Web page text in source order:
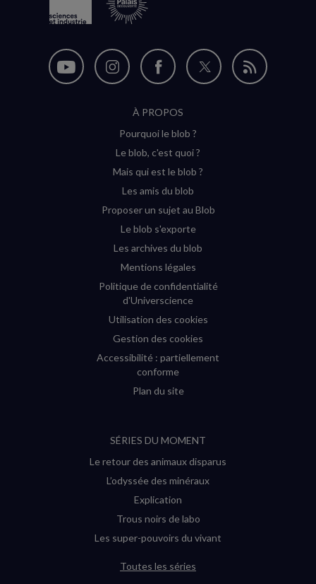
Nous
Nous
Instagram
(nouvelle
Nous
sur
Facebook
(nouvelle
Nous
Flux
À PROPOS
Pourquoi le blob ?
Le blob, c'est quoi ?
Mais qui est le blob ?
Les amis du blob
Proposer un sujet au Blob
Le blob s'exporte
Les archives du blob
Mentions légales
Politique de confidentialité
d'Universcience
Utilisation des cookies
Gestion des cookies
Accessibilité : partiellement
conforme
Plan du site
SÉRIES DU MOMENT
Le retour des animaux disparus
L’odyssée des minéraux
Explication
Trous noirs de labo
Les super-pouvoirs du vivant
Toutes les séries